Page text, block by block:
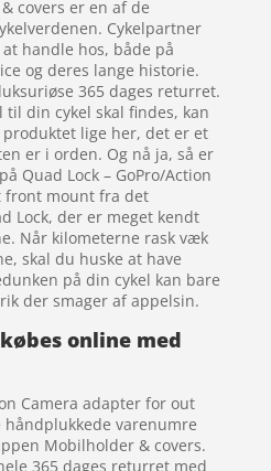
covers er en af de
Cykelpartner
handle hos, både på
og deres lange historie.
365 dages returret.
din cykel skal findes, kan
lige her, det er et
er i orden. Og nå ja, så er
Quad Lock – GoPro/Action
front mount fra det
Lock, der er meget kendt
Når kilometerne rask væk
skal du huske at have
på din cykel kan bare
der smager af appelsin.
online med
Camera adapter for out
varenumre
Mobilholder & covers.
365 dages returret med